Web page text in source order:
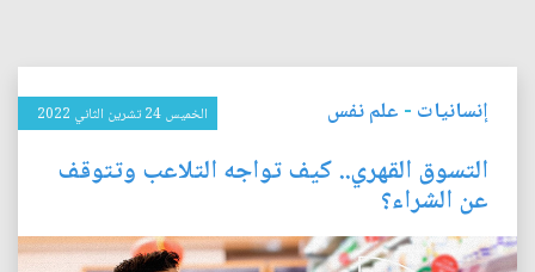
إنسانيات - علم نفس الخميس 24 تشرين الثاني 2022
التسوق القهري.. كيف تواجه التلاعب وتتوقف
عن الشراء؟